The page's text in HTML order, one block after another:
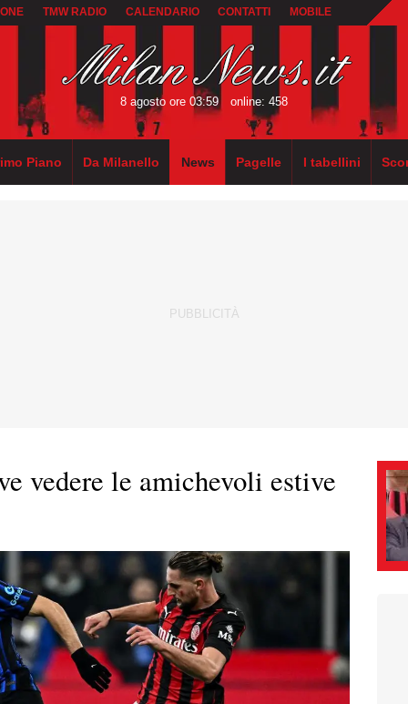
TMW RADIO CALENDARIO CONTATTI MOBILE
8 agosto ore 03:59 online: 458
Piano Da Milanello News Pagelle I tabellini
vedere le amichevoli estive